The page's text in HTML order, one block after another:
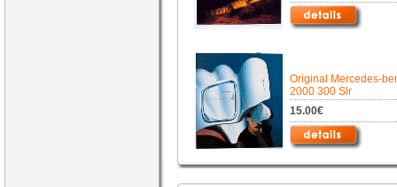
Original Mercedes-
2000 300 Slr
15.00€